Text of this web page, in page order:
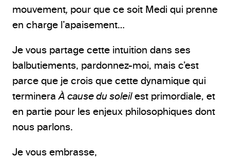
mouvement, pour que ce soit Medi qui prenne
en charge l’apaisement…
Je vous partage cette intuition dans ses
balbutiements, pardonnez-moi, mais c’est
parce que je crois que cette dynamique qui
termineraÀ cause du soleilest primordiale, et
en partie pour les enjeux philosophiques dont
nous parlons.
Je vous embrasse,